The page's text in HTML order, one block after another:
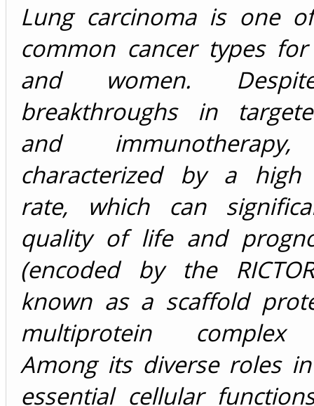
Lung carcinoma is one
common cancer types
and women.
breakthroughs in
and
characterized by a high
rate, which can
quality of life and
(encoded by the
known as a scaffold
multiprotein complex
Among its diverse roles
essential cellular